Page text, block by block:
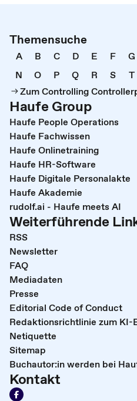
Themensuche
A B C D E F G
N
O P Q R S T
Zum Controlling
Haufe Group
Haufe People Operations
Haufe Fachwissen
Haufe Onlinetraining
Haufe HR-Software
Haufe Digitale Personalakte
Haufe Akademie
rudolf.ai - Haufe meets AI
Weiterführende
RSS
Newsletter
FAQ
Mediadaten
Presse
Editorial Code of Conduct
Redaktionsrichtlinie zum KI-
Netiquette
Sitemap
Buchautor:in werden bei
Kontakt